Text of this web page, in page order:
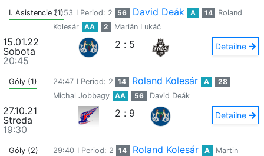
I. Asistencie (1)21:53 I Period: 2 56 David Deák A 14
Roland
Kolesár
AA 2 Marián Lukáč
15.01.22
Sobota
20:45
2 : 5 Detailne
Góly (1) 24:47 I Period: 2 14 Roland Kolesár A
28
Michal Jobbagy
AA 56 David Deák
27.10.21
Streda
19:30
2 : 9 Detailne
Góly (2) 29:40 I Period: 2 14 Roland Kolesár A
Martin